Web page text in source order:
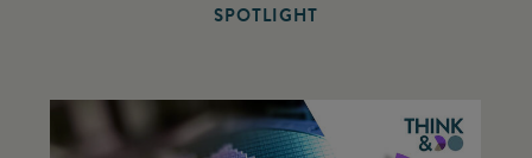
SPOTLIGHT